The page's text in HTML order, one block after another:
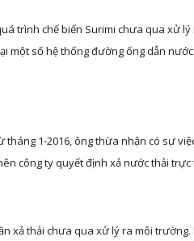
một số hệ thống đường ống dẫn
tháng 1-2016, ông thừa nhận có sự
công ty quyết định xả nước thải trực